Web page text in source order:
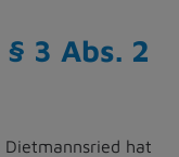
3 Abs. 2
hat